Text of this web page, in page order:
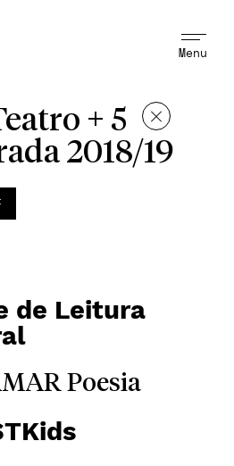
Menu
+ 5
2018/19
de Leitura
Poesia